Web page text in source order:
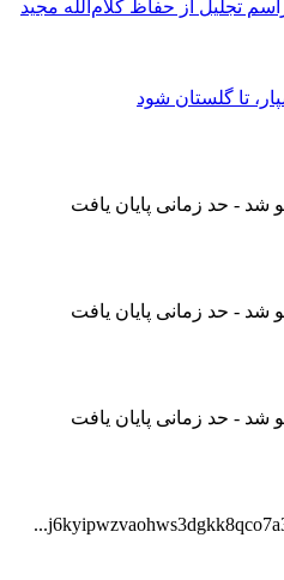
تجلیل از حفاظ کلام‌الله مجید
تا گلستان شود
- حد زمانی پایان یافت
- حد زمانی پایان یافت
- حد زمانی پایان یافت